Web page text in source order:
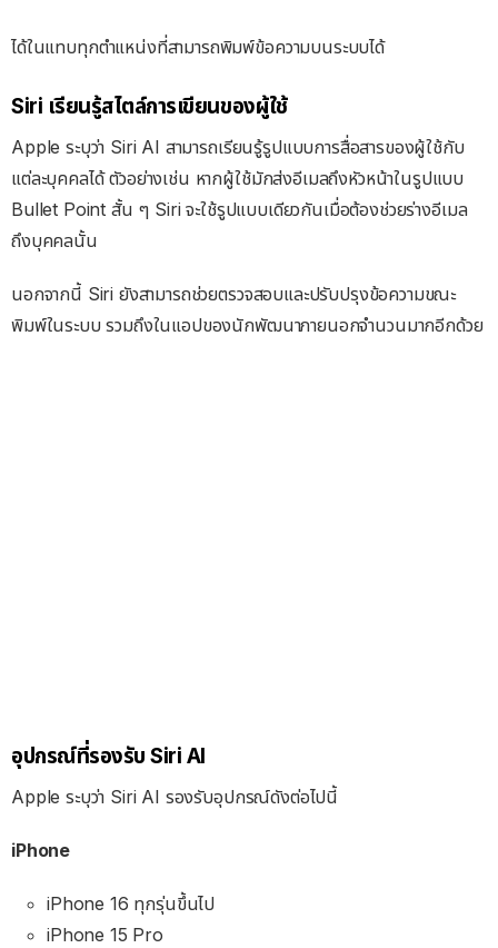
ได้ในแทบทุกตำแหน่งที่สามารถพิมพ์ข้อความบนระบบได้
Siri เรียนรู้สไตล์การเขียนของผู้ใช้
Apple ระบุว่า Siri AI สามารถเรียนรู้รูปแบบการสื่อสารของผู้ใช้กับ
แต่ละบุคคลได้ตัวอย่างเช่น หากผู้ใช้มักส่งอีเมลถึงหัวหน้าในรูปแบบ
Bullet Point สั้น ๆ Siri จะใช้รูปแบบเดียวกันเมื่อต้องช่วยร่างอีเมล
ถึงบุคคลนั้น
นอกจากนี้ Siri ยังสามารถช่วยตรวจสอบและปรับปรุงข้อความขณะ
พิมพ์ในระบบ รวมถึงในแอปของนักพัฒนาภายนอกจำนวนมากอีกด้วย
อุปกรณ์ที่รองรับ Siri AI
Apple ระบุว่า Siri AI รองรับอุปกรณ์ดังต่อไปนี้
iPhone
iPhone 16 ทุกรุ่นขึ้นไป
iPhone 15 Pro